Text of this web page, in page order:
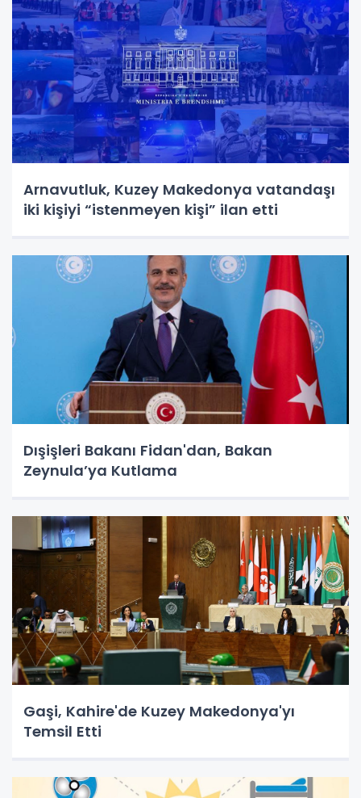
Arnavutluk, Kuzey Makedonya vatandaşı
iki kişiyi “istenmeyen kişi” ilan etti
Dışişleri Bakanı Fidan'dan, Bakan
Zeynula’ya Kutlama
Gaşi, Kahire'de Kuzey Makedonya'yı
Temsil Etti